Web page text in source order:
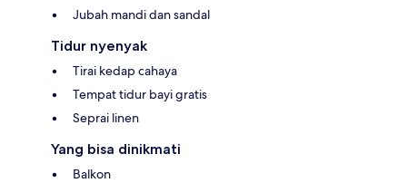
Jubah mandi dan sandal
Tidur nyenyak
Tirai kedap cahaya
Tempat tidur bayi gratis
Seprai linen
Yang bisa dinikmati
Balkon